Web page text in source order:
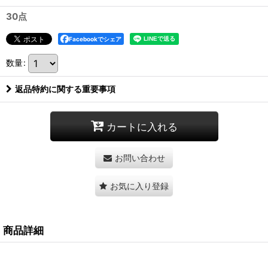
30点
Facebookでシェア
数量:
返品特約に関する重要事項
カートに入れる
お問い合わせ
お気に入り登録
商品詳細